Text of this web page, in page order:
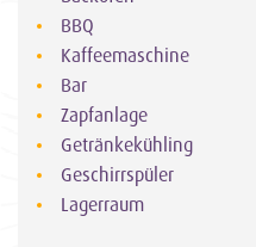
BBQ
Kaffeemaschine
Bar
Zapfanlage
Getränkekühling
Geschirrspüler
Lagerraum